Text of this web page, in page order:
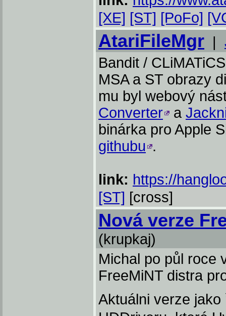
[XE] [ST] [PoFo]
AtariFileMgr |
Bandit /
MSA a ST obrazy
mu byl webový
Converter
a
binárka pro Apple
githubu .
link: https://
[ST] [cross]
Nová verze
(krupkaj)
Michal po půl roce
FreeMiNT distra
Aktuálni verze